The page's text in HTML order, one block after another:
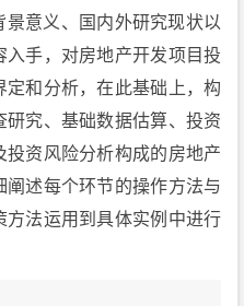
意义、国内外研究现状以
手，对房地产开发项目投
和分析，在此基础上，构
究、基础数据估算、投资
资风险分析构成的房地产
述每个环节的操作方法与
法运用到具体实例中进行